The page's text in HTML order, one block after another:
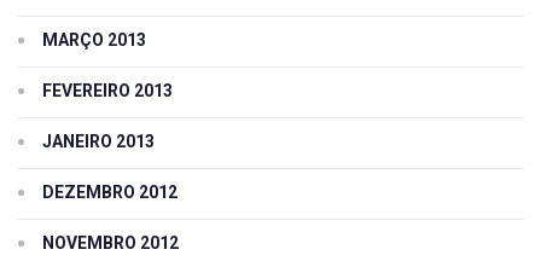
MARÇO 2013
FEVEREIRO 2013
JANEIRO 2013
DEZEMBRO 2012
NOVEMBRO 2012